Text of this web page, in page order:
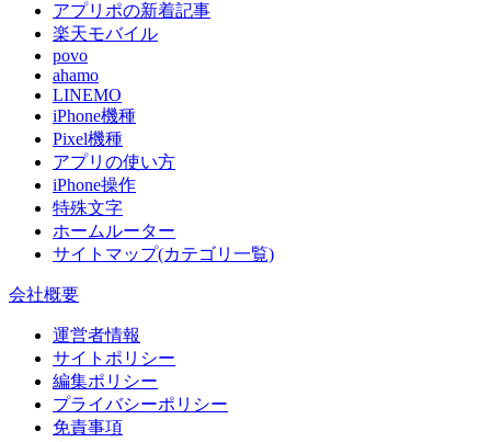
アプリポの新着記事
楽天モバイル
povo
ahamo
LINEMO
iPhone機種
Pixel機種
アプリの使い方
iPhone操作
特殊文字
ホームルーター
サイトマップ(カテゴリ一覧)
会社概要
運営者情報
サイトポリシー
編集ポリシー
プライバシーポリシー
免責事項